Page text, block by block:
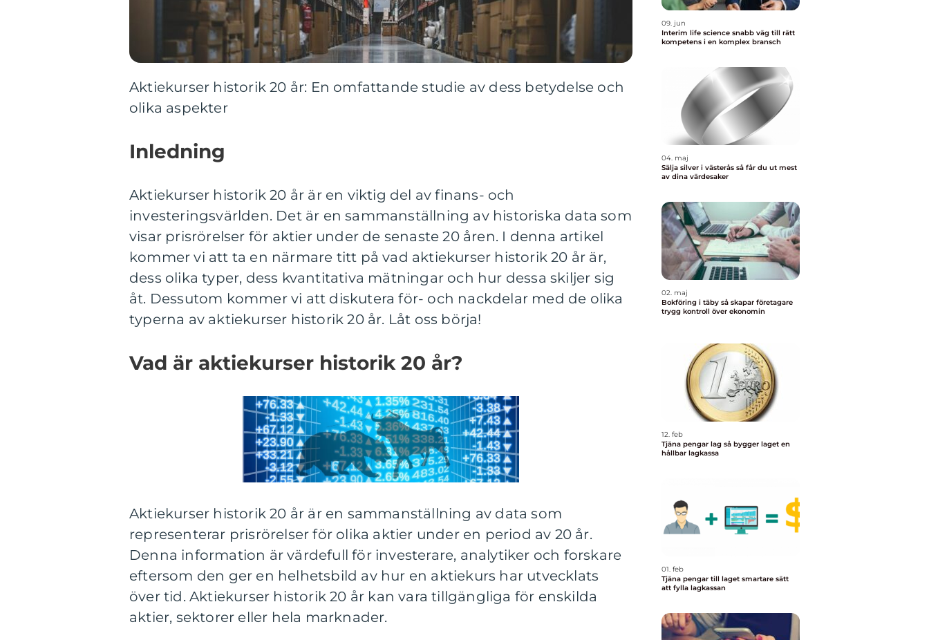
Aktiekurser historik 20 år: En omfattande studie av dess betydelse och
olika aspekter
Inledning
Aktiekurser historik 20 år är en viktig del av finans- och
investeringsvärlden. Det är en sammanställning av historiska data som
visar prisrörelser för aktier under de senaste 20 åren. I denna artikel
kommer vi att ta en närmare titt på vad aktiekurser historik 20 år är,
dess olika typer, dess kvantitativa mätningar och hur dessa skiljer sig
åt. Dessutom kommer vi att diskutera för- och nackdelar med de olika
typerna av aktiekurser historik 20 år. Låt oss börja!
Vad är aktiekurser historik 20 år?
Aktiekurser historik 20 år är en sammanställning av data som
representerar prisrörelser för olika aktier under en period av 20 år.
Denna information är värdefull för investerare, analytiker och forskare
eftersom den ger en helhetsbild av hur en aktiekurs har utvecklats
över tid. Aktiekurser historik 20 år kan vara tillgängliga för enskilda
aktier, sektorer eller hela marknader.
09. jun
Interim life science snabb väg till rätt
kompetens i en komplex bransch
04. maj
Sälja silver i västerås så får du ut mest
av dina värdesaker
02. maj
Bokföring i täby så skapar företagare
trygg kontroll över ekonomin
12. feb
Tjäna pengar lag så bygger laget en
hållbar lagkassa
01. feb
Tjäna pengar till laget smartare sätt
att fylla lagkassan